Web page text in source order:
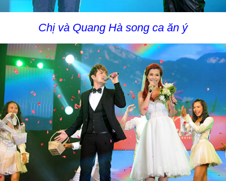
Chị và Quang Hà song ca ăn ý